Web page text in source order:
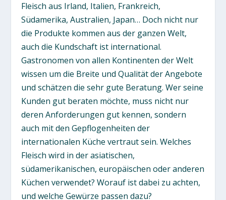
Fleisch aus Irland, Italien, Frankreich,
Südamerika, Australien, Japan… Doch nicht nur
die Produkte kommen aus der ganzen Welt,
auch die Kundschaft ist international.
Gastronomen von allen Kontinenten der Welt
wissen um die Breite und Qualität der Angebote
und schätzen die sehr gute Beratung. Wer seine
Kunden gut beraten möchte, muss nicht nur
deren Anforderungen gut kennen, sondern
auch mit den Gepflogenheiten der
internationalen Küche vertraut sein. Welches
Fleisch wird in der asiatischen,
südamerikanischen, europäischen oder anderen
Küchen verwendet? Worauf ist dabei zu achten,
und welche Gewürze passen dazu?